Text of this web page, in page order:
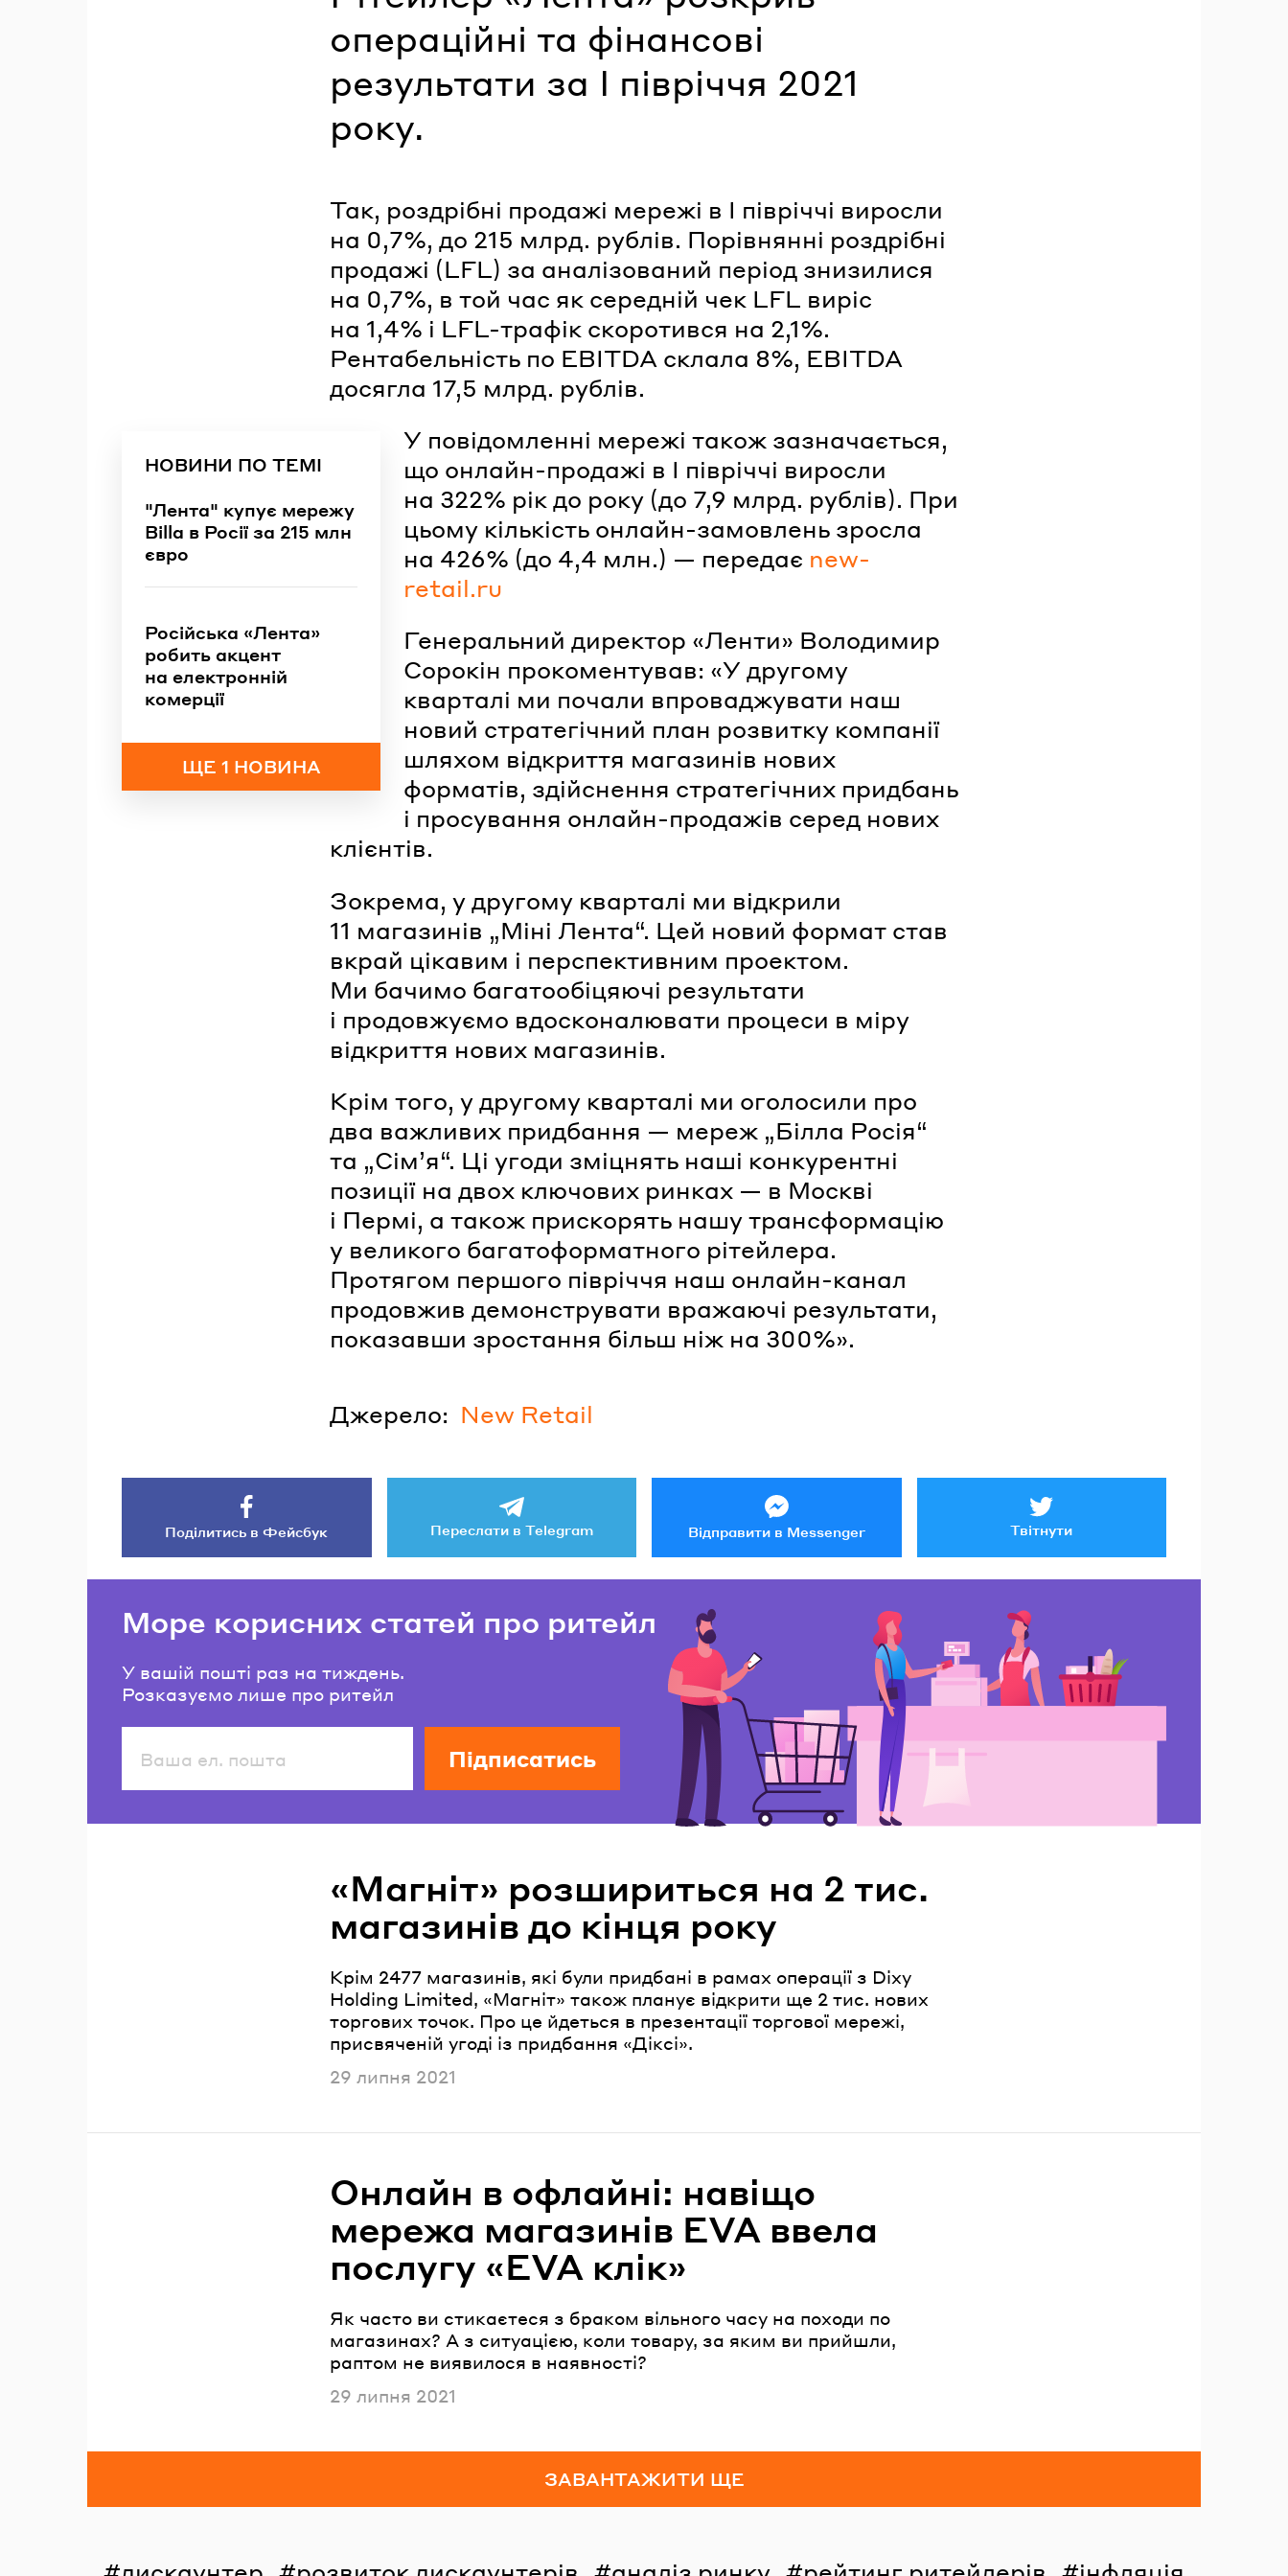
операційні та фінансові
результати за I півріччя 2021
року.
Так, роздрібні продажі мережі в I півріччі виросли
на 0,7%, до 215 млрд. рублів. Порівнянні роздрібні
продажі (LFL) за аналізований період знизилися
на 0,7%, в той час як середній чек LFL виріс
на 1,4% і LFL-трафік скоротився на 2,1%.
Рентабельність по EBITDA склала 8%, EBITDA
досягла 17,5 млрд. рублів.
НОВИНИ ПО ТЕМІ
"Лента" купує мережу
Billa в Росії за 215 млн
євро
Російська «Лента»
робить акцент
на електронній
комерції
ЩЕ 1 НОВИНА
У повідомленні мережі також зазначається,
що онлайн-продажі в I півріччі виросли
на 322% рік до року (до 7,9 млрд. рублів). При
цьому кількість онлайн-замовлень зросла
на 426% (до 4,4 млн.) — передає new-
retail.ru
Генеральний директор «Ленти» Володимир
Сорокін прокоментував: «У другому
кварталі ми почали впроваджувати наш
новий стратегічний план розвитку компанії
шляхом відкриття магазинів нових
форматів, здійснення стратегічних придбань
і просування онлайн-продажів серед нових
клієнтів.
Зокрема, у другому кварталі ми відкрили
11 магазинів „Міні Лента“. Цей новий формат став
вкрай цікавим і перспективним проектом.
Ми бачимо багатообіцяючі результати
і продовжуємо вдосконалювати процеси в міру
відкриття нових магазинів.
Крім того, у другому кварталі ми оголосили про
два важливих придбання — мереж „Білла Росія“
та „Сімʼя“. Ці угоди зміцнять наші конкурентні
позиції на двох ключових ринках — в Москві
і Пермі, а також прискорять нашу трансформацію
у великого багатоформатного рітейлера.
Протягом першого півріччя наш онлайн-канал
продовжив демонструвати вражаючі результати,
показавши зростання більш ніж на 300%».
Джерело: New Retail
Поділитись в Фейсбук Переслати в Telegram Відправити в Messenger Твітнути
Море корисних статей про ритейл
У вашій пошті раз на тиждень.
Розказуємо лише про ритейл
Підписатись
«Магніт» розшириться на 2 тис.
магазинів до кінця року
Крім 2477 магазинів, які були придбані в рамах операції з Dixy
Holding Limited, «Магніт» також планує відкрити ще 2 тис. нових
торгових точок. Про це йдеться в презентації торгової мережі,
присвяченій угоді із придбання «Діксі».
Опубліковано
29 липня 2021
Онлайн в офлайні: навіщо
мережа магазинів EVA ввела
послугу «EVA клік»
Як часто ви стикаєтеся з браком вільного часу на походи по
магазинах? А з ситуацією, коли товару, за яким ви прийшли,
раптом не виявилося в наявності?
Опубліковано
29 липня 2021
ЗАВАНТАЖИТИ ЩЕ